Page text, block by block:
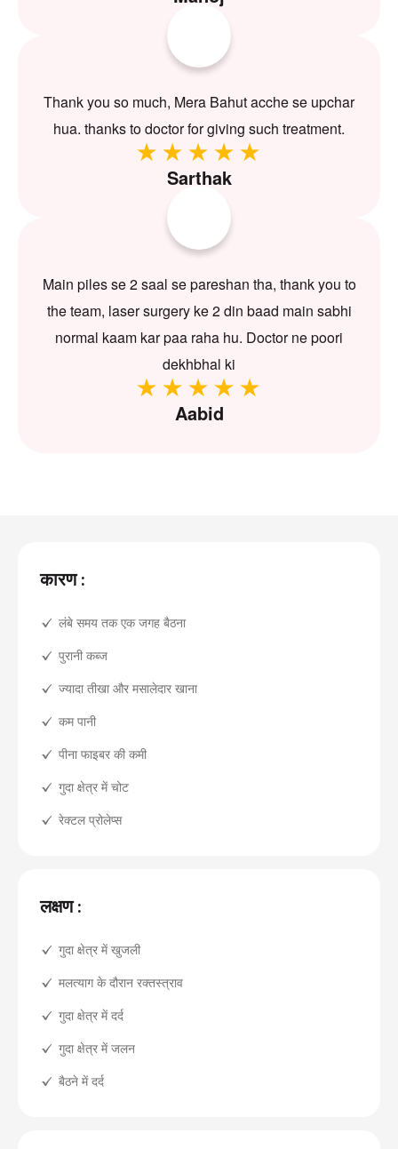
Thank you so much, Mera Bahut acche se upchar
hua. thanks to doctor for giving such treatment.
Sarthak
Main piles se 2 saal se pareshan tha, thank you to
the team, laser surgery ke 2 din baad main sabhi
normal kaam kar paa raha hu. Doctor ne poori
dekhbhal ki
Aabid
कारण :
लंबे समय तक एक जगह बैठना
पुरानी कब्ज
ज्यादा तीखा और मसालेदार खाना
कम पानी
पीना फाइबर की कमी
गुदा क्षेत्र में चोट
रेक्टल प्रोलेप्स
लक्षण :
गुदा क्षेत्र में खुजली
मलत्याग के दौरान रक्तस्त्राव
गुदा क्षेत्र में दर्द
गुदा क्षेत्र में जलन
बैठने में दर्द